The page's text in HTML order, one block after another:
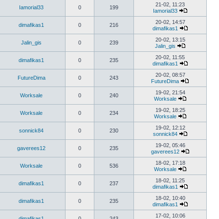
Iamorial33 0 199
21-02, 11:23
Iamorial33
dimafikas1 0 216
20-02, 14:57
dimafikas1
Jalin_gis 0 239
20-02, 13:15
Jalin_gis
dimafikas1 0 235
20-02, 11:55
dimafikas1
FutureDima 0 243
20-02, 08:57
FutureDima
Worksale 0 240
19-02, 21:54
Worksale
Worksale 0 234
19-02, 18:25
Worksale
sonnick84 0 230
19-02, 12:12
sonnick84
gaverees12 0 235
19-02, 05:46
gaverees12
Worksale 0 536
18-02, 17:18
Worksale
dimafikas1 0 237
18-02, 11:25
dimafikas1
dimafikas1 0 235
18-02, 10:40
dimafikas1
17-02, 10:06